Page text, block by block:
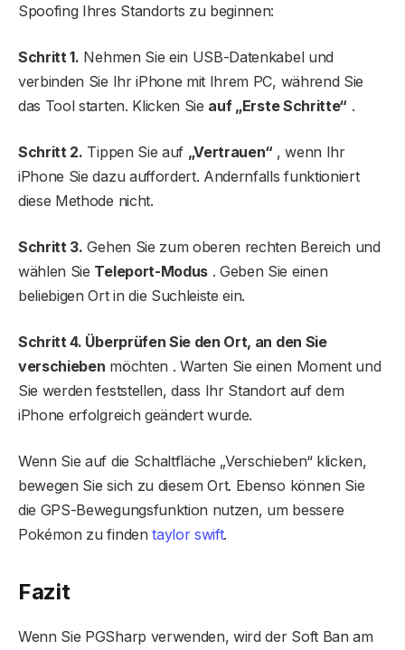
Spoofing Ihres Standorts zu beginnen:
Schritt 1. Nehmen Sie ein USB-Datenkabel und
verbinden Sie Ihr iPhone mit Ihrem PC, während Sie
das Tool starten. Klicken Sie auf „Erste Schritte“ .
Schritt 2. Tippen Sie auf „Vertrauen“ , wenn Ihr
iPhone Sie dazu auffordert. Andernfalls funktioniert
diese Methode nicht.
Schritt 3. Gehen Sie zum oberen rechten Bereich und
wählen Sie Teleport-Modus . Geben Sie einen
beliebigen Ort in die Suchleiste ein.
Schritt 4. Überprüfen Sie den Ort, an den Sie
verschieben möchten . Warten Sie einen Moment und
Sie werden feststellen, dass Ihr Standort auf dem
iPhone erfolgreich geändert wurde.
Wenn Sie auf die Schaltfläche „Verschieben“ klicken,
bewegen Sie sich zu diesem Ort. Ebenso können Sie
die GPS-Bewegungsfunktion nutzen, um bessere
Pokémon zu findentaylor swift.
Fazit
Wenn Sie PGSharp verwenden, wird der Soft Ban am